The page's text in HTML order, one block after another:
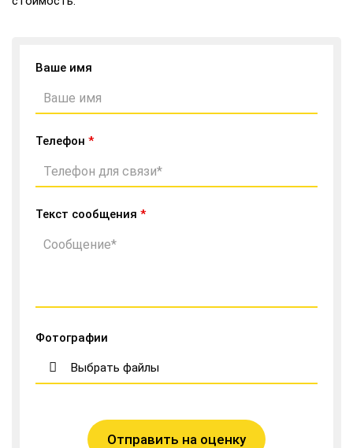
Ваше имя
Телефон *
Текст сообщения *
Фотографии
Выбрать файлы
Отправить на оценку